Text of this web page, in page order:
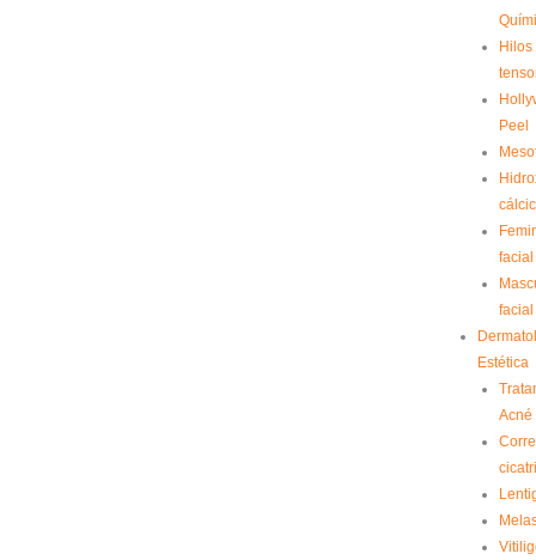
Hilos
Peel
facial
facial
Estética
Acné